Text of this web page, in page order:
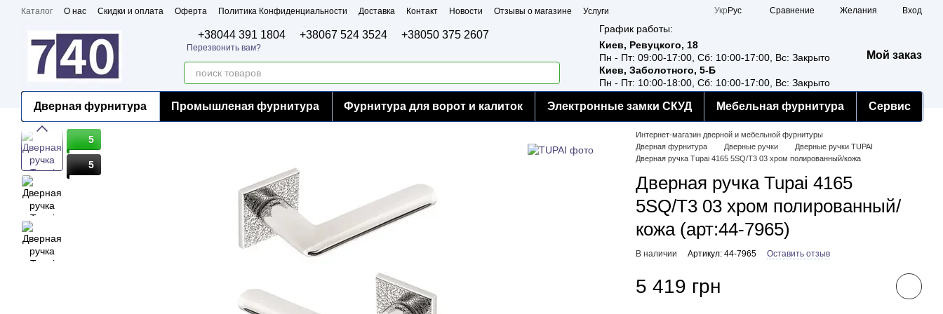
Перейти к основному контенту
Каталог О нас Скидки и оплата Оферта Политика Конфиденциальности Доставка Контакт Новости Отзывы о магазине
Услуги
Укр Рус Сравнение Желания Вход
+38044 391 1804 +38067 524 3524 +38050 375 2607
Перезвонить вам?
График работы:
Киев, Ревуцкого, 18
Пн - Пт: 09:00-17:00, Сб: 10:00-17:00, Вс: Закрыто
Киев, Заболотного, 5-Б
Пн - Пт: 10:00-18:00, Сб: 10:00-17:00, Вс: Закрыто
Мой заказ
Дверная фурнитура Промышленая фурнитура Фурнитура для ворот и калиток Электронные замки СКУД Мебельная фурнитура Сервис
5
5
Интернет-магазин дверной и мебельной фурнитуры
Дверная фурнитура
Дверные ручки
Дверные ручки TUPAI
Дверная ручка Tupai 4165 5SQ/T3 03 хром полированный/кожа
Дверная ручка Tupai 4165
5SQ/T3 03 хром полированный/
кожа (арт:44-7965)
В наличии Артикул: 44-7965 Оставить отзыв
5 419 грн